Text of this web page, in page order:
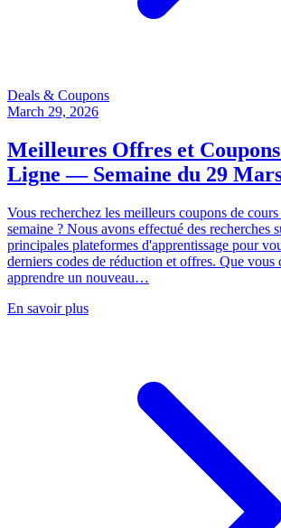
Deals & Coupons
March 29, 2026
Meilleures Offres et
Ligne — Semaine du 29
Vous recherchez les meilleurs coupons de
semaine ? Nous avons effectué des recherches
principales plateformes d'apprentissage pour
derniers codes de réduction et offres. Que vous
apprendre un nouveau…
En savoir plus